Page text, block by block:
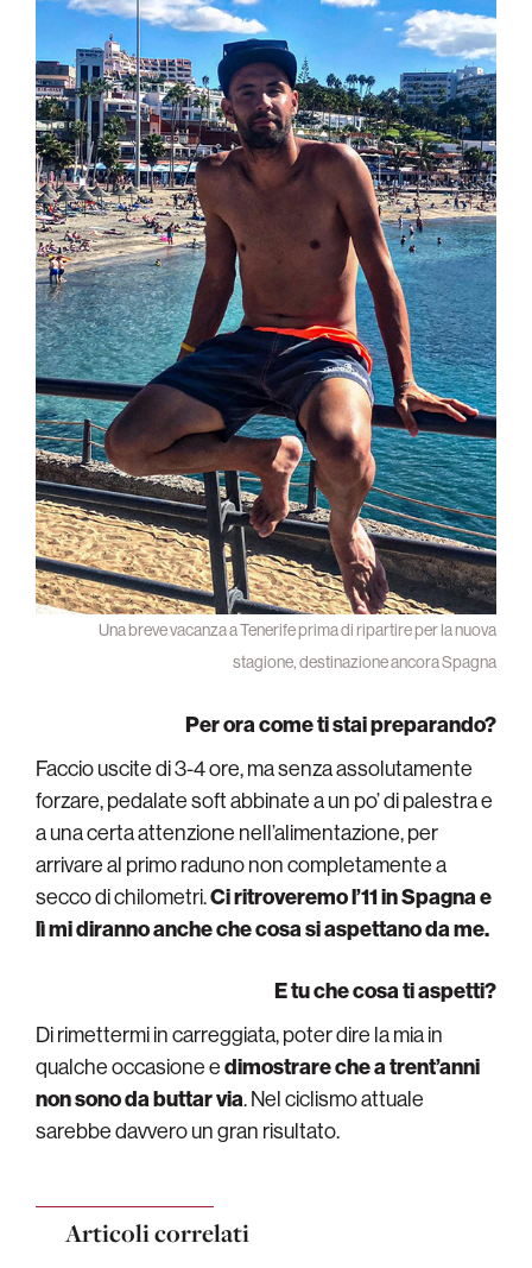
Una breve vacanza a Tenerife prima di ripartire per la nuova
stagione, destinazione ancora Spagna
Per ora come ti stai preparando?
Faccio uscite di 3-4 ore, ma senza assolutamente
forzare, pedalate soft abbinate a un po’ di palestra e
a una certa attenzione nell’alimentazione, per
arrivare al primo raduno non completamente a
secco di chilometri.Ci ritroveremo l’11 in Spagna e
lì mi diranno anche che cosa si aspettano da me.
E tu che cosa ti aspetti?
Di rimettermi in carreggiata, poter dire la mia in
qualche occasione edimostrare che a trent’anni
non sono da buttar via. Nel ciclismo attuale
sarebbe davvero un gran risultato.
Articoli correlati